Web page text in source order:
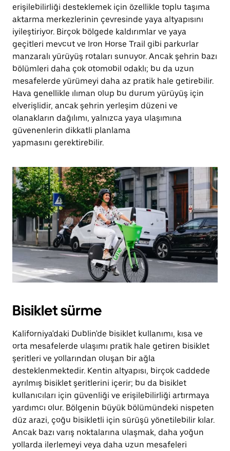
erişilebilirliği desteklemek için özellikle toplu taşıma
aktarma merkezlerinin çevresinde yaya altyapısını
iyileştiriyor. Birçok bölgede kaldırımlar ve yaya
geçitleri mevcut ve Iron Horse Trail gibi parkurlar
manzaralı yürüyüş rotaları sunuyor. Ancak şehrin bazı
bölümleri daha çok otomobil odaklı; bu da uzun
mesafelerde yürümeyi daha az pratik hale getirebilir.
Hava genellikle ılıman olup bu durum yürüyüş için
elverişlidir, ancak şehrin yerleşim düzeni ve
olanakların dağılımı, yalnızca yaya ulaşımına
güvenenlerin dikkatli planlama
yapmasını gerektirebilir.
Bisiklet sürme
Kaliforniya'daki Dublin'de bisiklet kullanımı, kısa ve
orta mesafelerde ulaşımı pratik hale getiren bisiklet
şeritleri ve yollarından oluşan bir ağla
desteklenmektedir. Kentin altyapısı, birçok caddede
ayrılmış bisiklet şeritlerini içerir; bu da bisiklet
kullanıcıları için güvenliği ve erişilebilirliği artırmaya
yardımcı olur. Bölgenin büyük bölümündeki nispeten
düz arazi, çoğu bisikletli için sürüşü yönetilebilir kılar.
Ancak bazı varış noktalarına ulaşmak, daha yoğun
yollarda ilerlemeyi veya daha uzun mesafeleri